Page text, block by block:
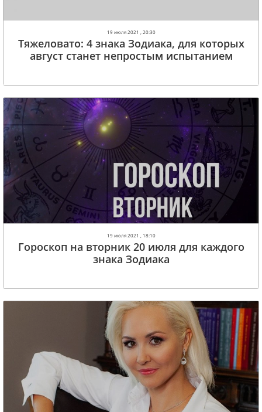
19 июля 2021 , 20:30
Тяжеловато: 4 знака Зодиака, для которых
август станет непростым испытанием
19 июля 2021 , 18:10
Гороскоп на вторник 20 июля для каждого
знака Зодиака